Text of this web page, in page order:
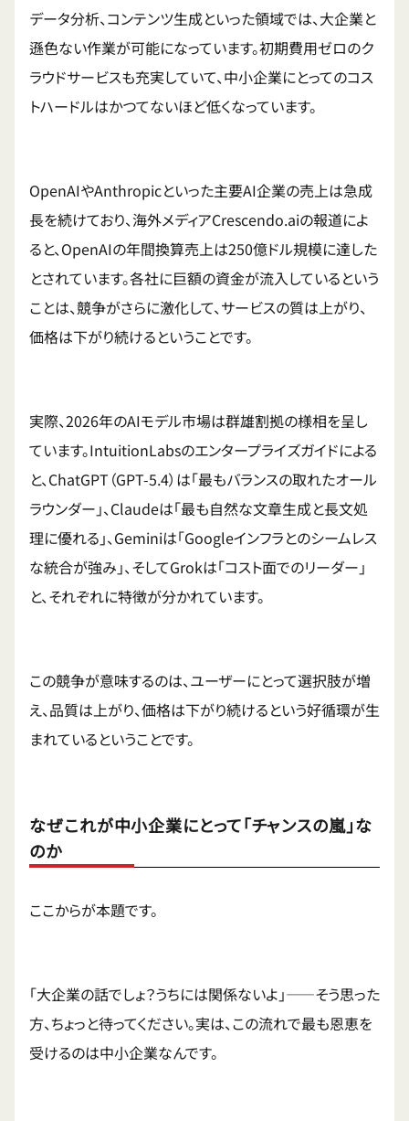
データ分析、コンテンツ生成といった領域では、大企業と
遜色ない作業が可能になっています。初期費用ゼロのク
ラウドサービスも充実していて、中小企業にとってのコス
トハードルはかつてないほど低くなっています。
OpenAIやAnthropicといった主要AI企業の売上は急成
長を続けており、海外メディアCrescendo.aiの報道によ
ると、OpenAIの年間換算売上は250億ドル規模に達した
とされています。各社に巨額の資金が流入しているという
ことは、競争がさらに激化して、サービスの質は上がり、
価格は下がり続けるということです。
実際、2026年のAIモデル市場は群雄割拠の様相を呈し
ています。IntuitionLabsのエンタープライズガイドによる
と、ChatGPT（GPT-5.4）は「最もバランスの取れたオール
ラウンダー」、Claudeは「最も自然な文章生成と長文処
理に優れる」、Geminiは「Googleインフラとのシームレス
な統合が強み」、そしてGrokは「コスト面でのリーダー」
と、それぞれに特徴が分かれています。
この競争が意味するのは、ユーザーにとって選択肢が増
え、品質は上がり、価格は下がり続けるという好循環が生
まれているということです。
なぜこれが中小企業にとって「チャンスの嵐」な
のか
ここからが本題です。
「大企業の話でしょ？うちには関係ないよ」——そう思った
方、ちょっと待ってください。実は、この流れで最も恩恵を
受けるのは中小企業なんです。